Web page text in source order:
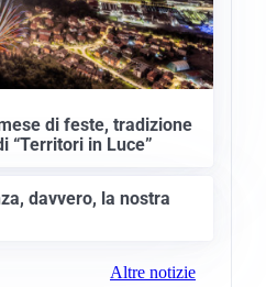
di feste, tradizione
“Territori in Luce”
davvero, la nostra
Altre notizie